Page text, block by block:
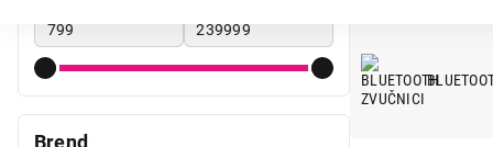
IT & Gaming
Mali kućni aparati
Brend